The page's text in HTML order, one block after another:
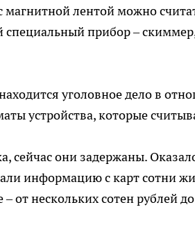
магнитной лентой можно
прибор –
уголовное дело в
устройства, которые
сейчас они задержаны.
информацию с карт сотни
от нескольких сотен рублей